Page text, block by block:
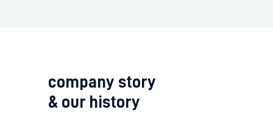
company story
& our history